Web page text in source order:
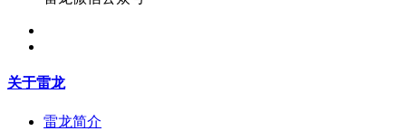
关于雷龙
雷龙简介